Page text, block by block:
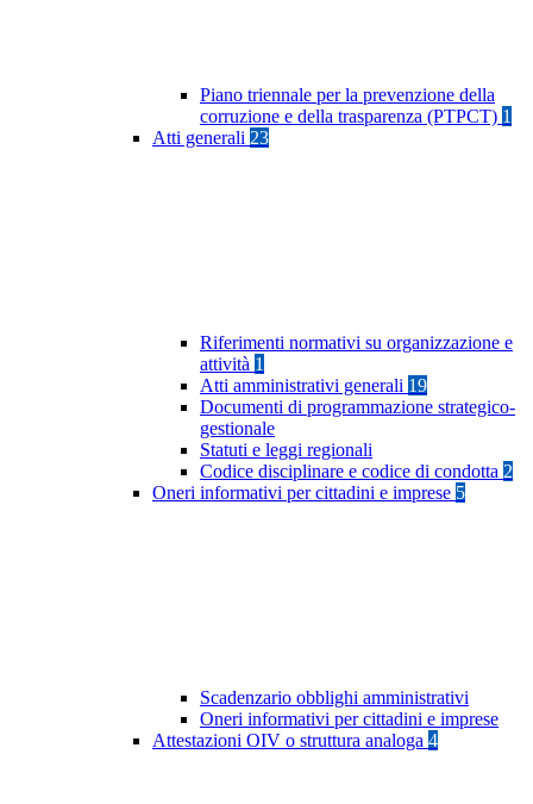
Piano triennale per la prevenzione della
corruzione e della trasparenza (PTPCT) 1
Atti generali 23
Riferimenti normativi su organizzazione e
attività 1
Atti amministrativi generali 19
Documenti di programmazione strategico-
gestionale
Statuti e leggi regionali
Codice disciplinare e codice di condotta 2
Oneri informativi per cittadini e imprese 5
Scadenzario obblighi amministrativi
Oneri informativi per cittadini e imprese
Attestazioni OIV o struttura analoga 4